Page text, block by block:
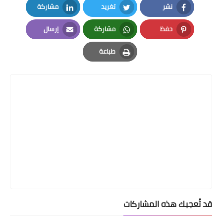
نشر
Facebook
تغريد
Twitter
مشاركة
LinkedIn
حفظ
Pinterest
مشاركة
Whatsapp
إرسال
Email
طباعة
Print
قد تُعجبك هذه المشاركات